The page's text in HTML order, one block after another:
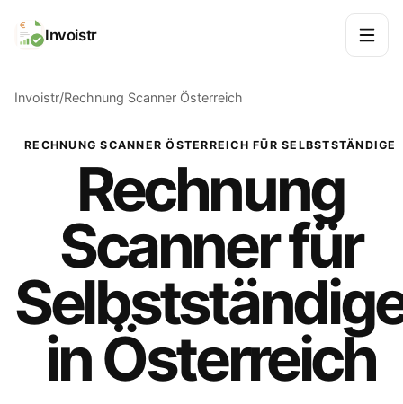
Invoistr
Invoistr Rechnung Scanner Österreich
RECHNUNG SCANNER ÖSTERREICH FÜR SELBSTSTÄNDIGE
Rechnung
Scanner für
in Österreich